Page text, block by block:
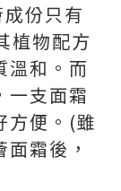
份只有
植物配方
溫和。而
一支面霜
便。 (雖
霜後，